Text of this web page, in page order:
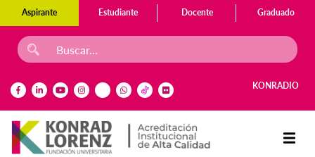
Aspirante Estudiante Docente Graduado
KONRADIO